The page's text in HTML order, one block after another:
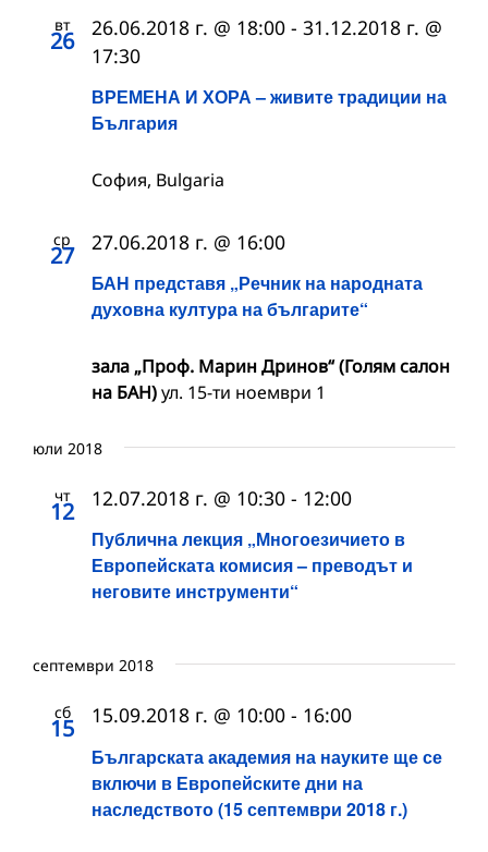
вт
26
ВРЕМЕНА И ХОРА – живите традиции на
България
26.06.2018 г. @ 18:00 - 31.12.2018 г. @
17:30
София, Bulgaria
ср
27
БАН представя „Речник на народната
духовна култура на българите“
27.06.2018 г. @ 16:00
зала „Проф. Марин Дринов“ (Голям салон
на БАН)ул. 15-ти ноември 1
юли 2018
чт
12
Публична лекция „Многоезичието в
Европейската комисия – преводът и
неговите инструменти“
12.07.2018 г. @ 10:30 - 12:00
септември 2018
сб
15
Българската академия на науките ще се
включи в Европейските дни на
наследството (15 септември 2018 г.)
15.09.2018 г. @ 10:00 - 16:00